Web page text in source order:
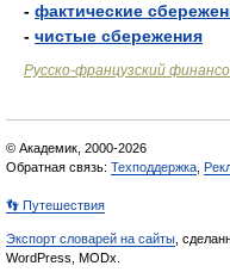
- фактические
- чистые сбережения
Русско-французский
© Академик, 2000-2026
Обратная связь: Техподдержка
👣 Путешествия
Экспорт словарей на сайты ,
WordPress, MODx.